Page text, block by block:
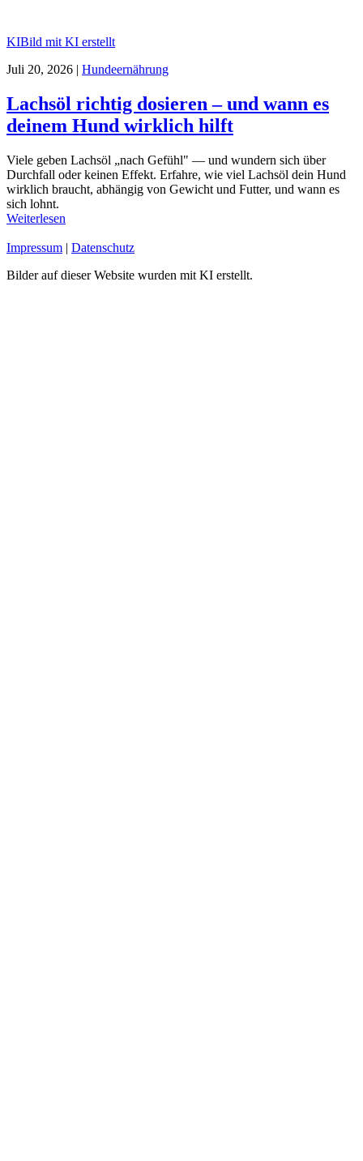
KIBild mit KI erstellt
Juli 20, 2026 | Hundeernährung
Lachsöl richtig dosieren – und wann es
deinem Hund wirklich hilft
Viele geben Lachsöl „nach Gefühl" — und wundern sich über
Durchfall oder keinen Effekt. Erfahre, wie viel Lachsöl dein Hund
wirklich braucht, abhängig von Gewicht und Futter, und wann es
sich lohnt.
Weiterlesen
Impressum | Datenschutz
Bilder auf dieser Website wurden mit KI erstellt.